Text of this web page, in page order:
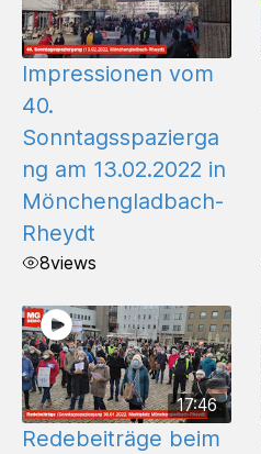
Impressionen vom
40.
Sonntagsspazierga
ng am 13.02.2022 in
Mönchengladbach-
Rheydt
8views
17:46
Redebeiträge beim